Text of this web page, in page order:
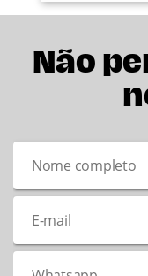
Não